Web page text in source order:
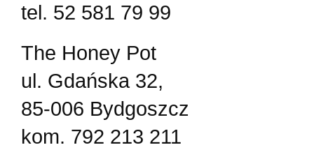
tel. 52 581 79 99
The Honey Pot
ul. Gdańska 32,
85-006 Bydgoszcz
kom. 792 213 211